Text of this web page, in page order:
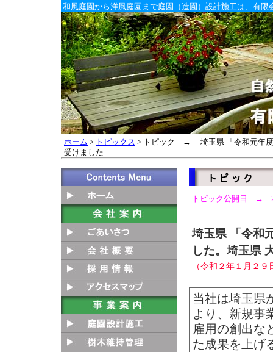
和風庭園から洋風庭園まで庭園（造園）設計施工は、有
ホーム > トピックス > トピック → 埼玉県 「令和元年度
受けました
トピック公開日 →
埼玉県 「令和
した。埼玉県
（令和２年１月２９
当社は埼玉県
より、新規事
雇用の創出な
た成果を上げ